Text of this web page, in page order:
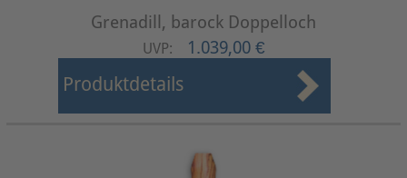
Grenadill, barock Doppelloch
UVP: 1.039,00 €
Produktdetails